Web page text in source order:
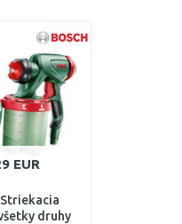
EUR
Striekacia
druhy